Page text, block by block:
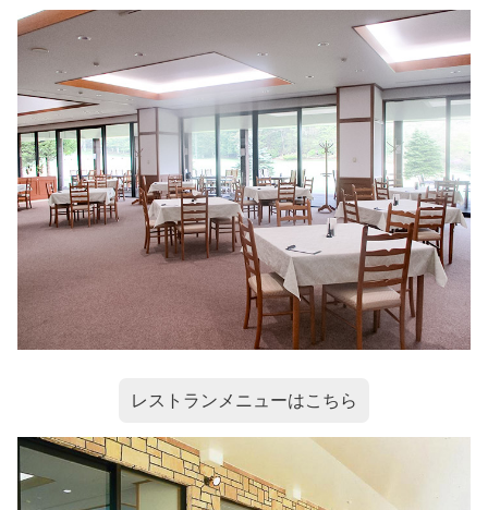
レストランメニューはこちら